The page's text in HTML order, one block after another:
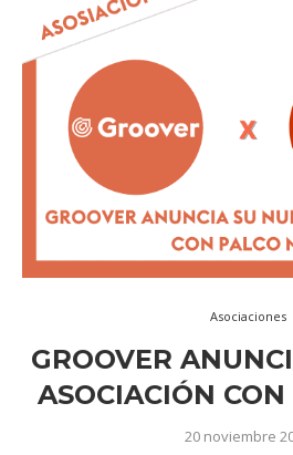
Asociaciones
GROOVER
ASOCIACIÓN
20 noviembre